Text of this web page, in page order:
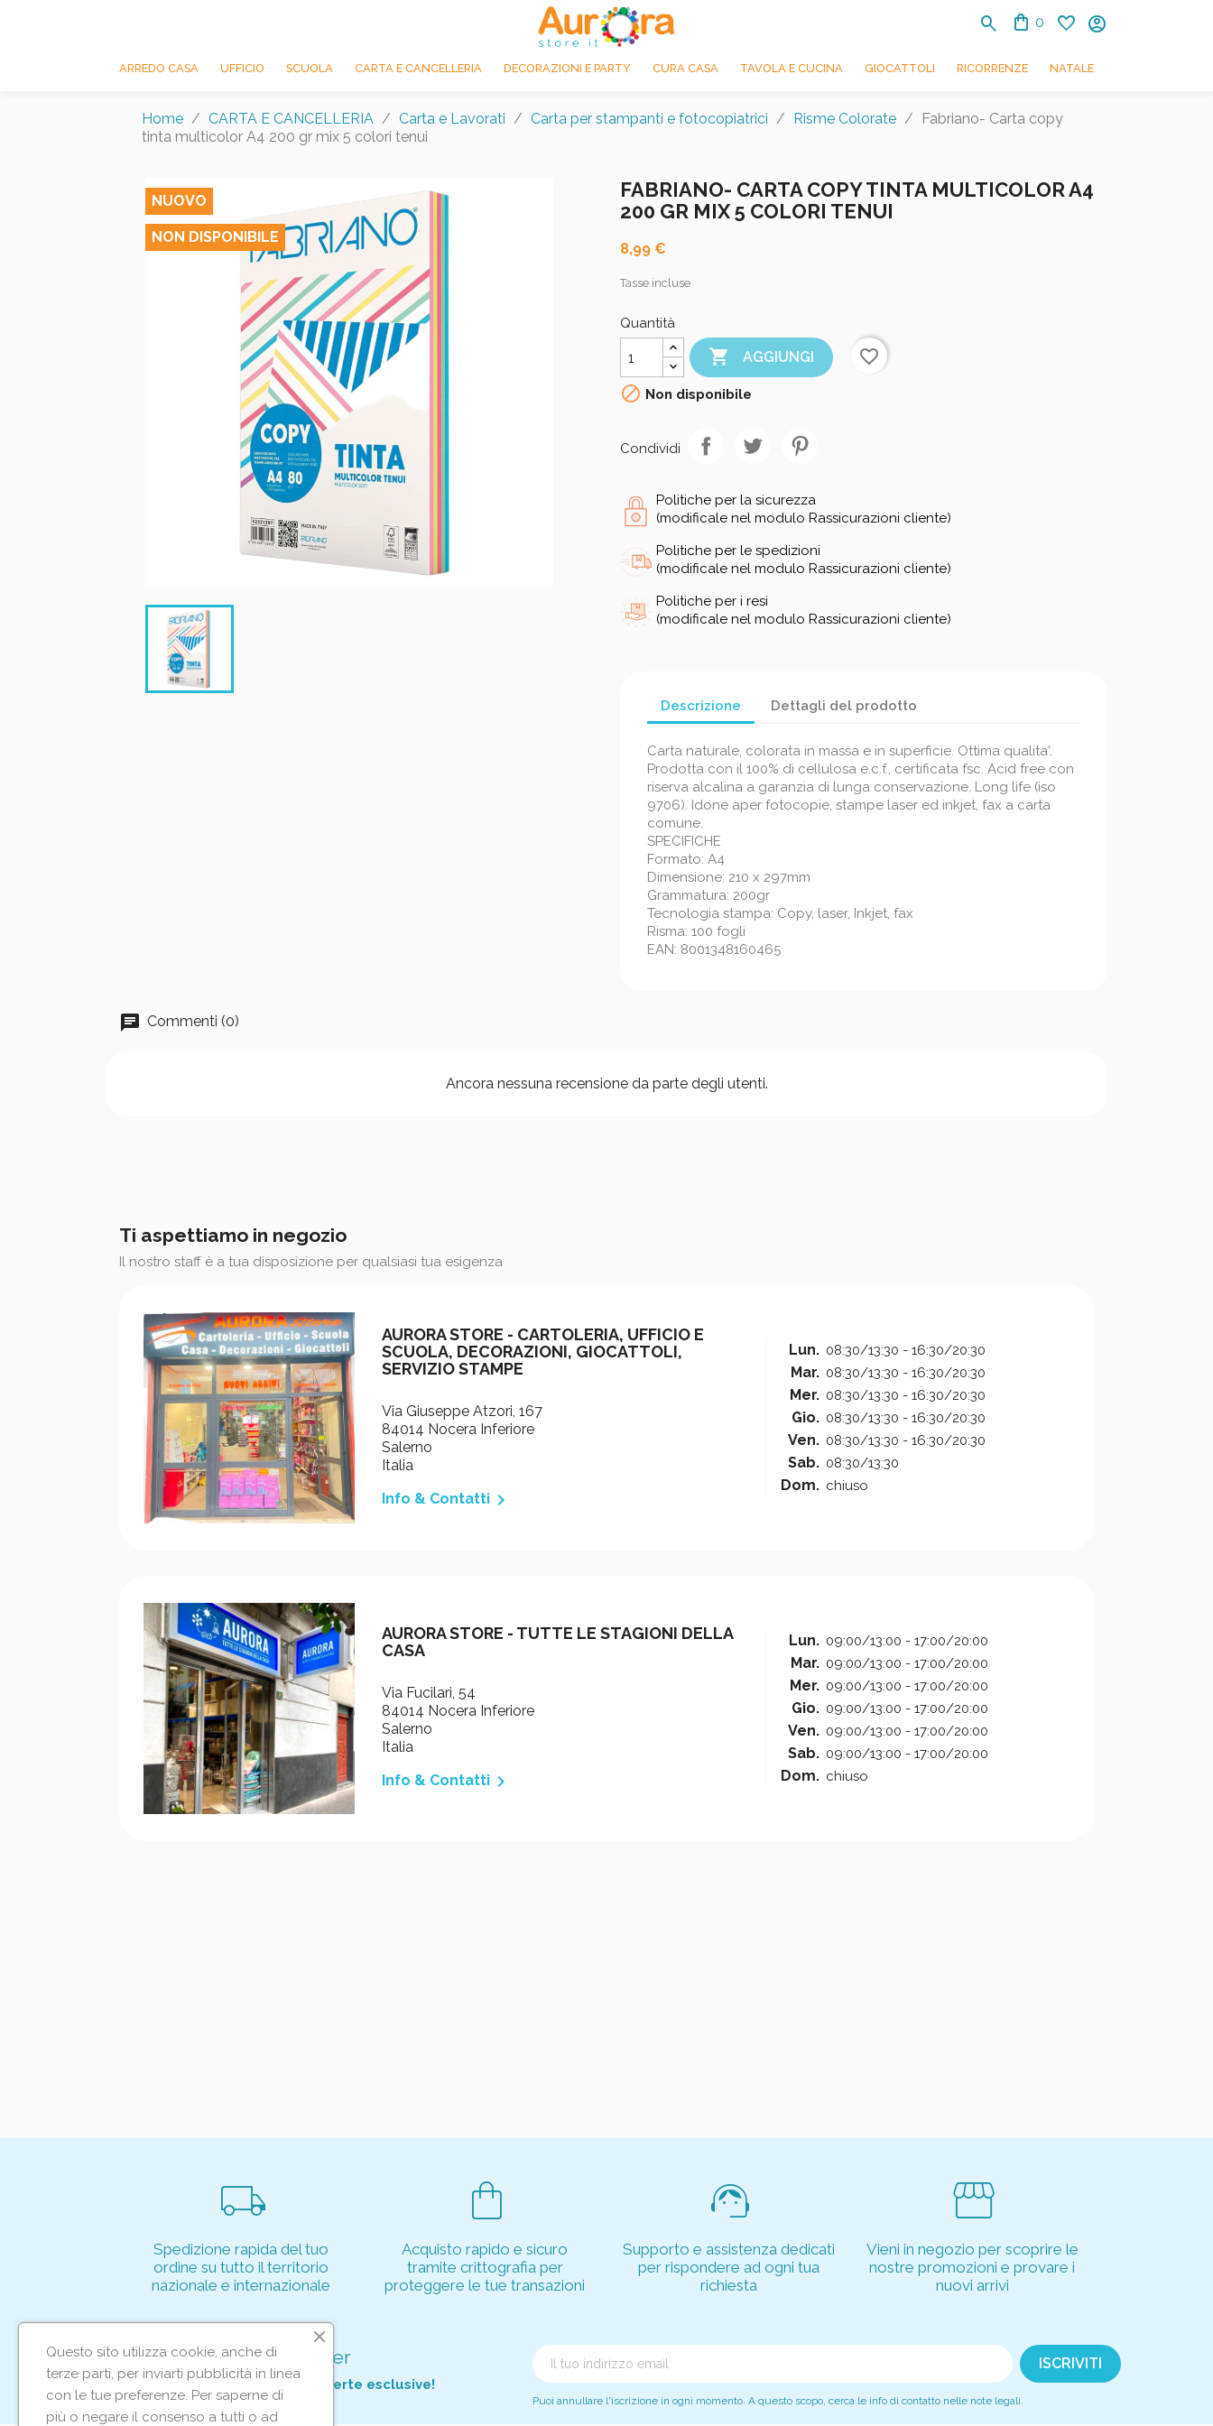
search shopping_bag 0 favorite account_circle
ARREDO CASA UFFICIO SCUOLA CARTA E CANCELLERIA DECORAZIONI E PARTY CURA CASA TAVOLA E CUCINA GIOCATTOLI RICORRENZE NATALE
Home CARTA E CANCELLERIA Carta e Lavorati Carta per stampanti e fotocopiatrici Risme Colorate
Fabriano- Carta copy
tinta multicolor A4 200 gr mix 5 colori tenui
NUOVO
NON DISPONIBILE
FABRIANO- CARTA COPY TINTA MULTICOLOR A4
200 GR MIX 5 COLORI TENUI
8,99 €
Tasse incluse
Quantità
 AGGIUNGI
favorite_border
 Non disponibile
Condividi
Politiche per la sicurezza
(modificale nel modulo Rassicurazioni cliente)
Politiche per le spedizioni
(modificale nel modulo Rassicurazioni cliente)
Politiche per i resi
(modificale nel modulo Rassicurazioni cliente)
Descrizione Dettagli del prodotto
Carta naturale, colorata in massa e in superficie. Ottima qualita'.
Prodotta con il 100% di cellulosa e.c.f., certificata fsc. Acid free con
riserva alcalina a garanzia di lunga conservazione. Long life (iso
9706). Idone aper fotocopie, stampe laser ed inkjet, fax a carta
comune.
SPECIFICHE
Formato: A4
Dimensione: 210 x 297mm
Grammatura: 200gr
Tecnologia stampa: Copy, laser, Inkjet, fax
Risma: 100 fogli
EAN: 8001348160465
Commenti (0)
Ancora nessuna recensione da parte degli utenti.
Ti aspettiamo in negozio
Il nostro staff è a tua disposizione per qualsiasi tua esigenza
AURORA STORE - CARTOLERIA, UFFICIO E
SCUOLA, DECORAZIONI, GIOCATTOLI,
SERVIZIO STAMPE
Via Giuseppe Atzori, 167
84014 Nocera Inferiore
Salerno
Italia
Info & Contatti 
Lun. 08:30/13:30 - 16:30/20:30
Mar. 08:30/13:30 - 16:30/20:30
Mer. 08:30/13:30 - 16:30/20:30
Gio. 08:30/13:30 - 16:30/20:30
Ven. 08:30/13:30 - 16:30/20:30
Sab. 08:30/13:30
Dom. chiuso
AURORA STORE - TUTTE LE STAGIONI DELLA
CASA
Via Fucilari, 54
84014 Nocera Inferiore
Salerno
Italia
Info & Contatti 
Lun. 09:00/13:00 - 17:00/20:00
Mar. 09:00/13:00 - 17:00/20:00
Mer. 09:00/13:00 - 17:00/20:00
Gio. 09:00/13:00 - 17:00/20:00
Ven. 09:00/13:00 - 17:00/20:00
Sab. 09:00/13:00 - 17:00/20:00
Dom. chiuso
local_shipping
Spedizione rapida del tuo
ordine su tutto il territorio
nazionale e internazionale
shopping_bag
Acquisto rapido e sicuro
tramite crittografia per
proteggere le tue transazioni
support_agent
Supporto e assistenza dedicati
per rispondere ad ogni tua
richiesta
storefront
Vieni in negozio per scoprire le
nostre promozioni e provare i
nuovi arrivi
Iscriviti alla nostra newsletter
Per non perderti tutte le nostre offerte esclusive!
Puoi annullare l'iscrizione in ogni momento. A questo scopo, cerca le info di contatto nelle note legali.
Questo sito utilizza cookie, anche di
terze parti, per inviarti pubblicità in linea
con le tue preferenze. Per saperne di
più o negare il consenso a tutti o ad